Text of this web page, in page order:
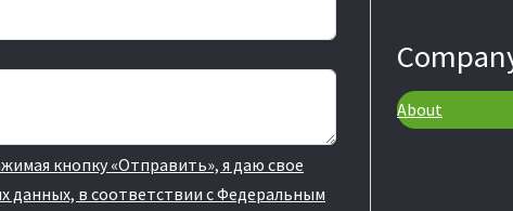
кнопку «Отправить», я даю свое
данных, в соответствии с Федеральным
About